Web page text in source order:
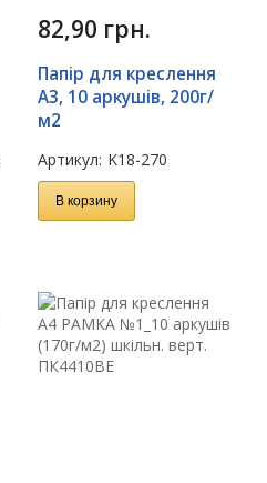
82,90 грн.
Папір для креслення
А3, 10 аркушів, 200г/
м2
Артикул: K18-270
В корзину